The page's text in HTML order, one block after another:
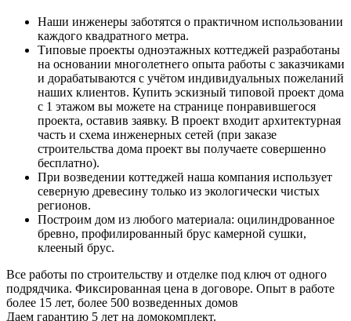
Наши инженеры заботятся о практичном использовании
каждого квадратного метра.
Типовые проекты одноэтажных коттеджей разработаны
на основании многолетнего опыта работы с заказчиками
и дорабатываются с учётом индивидуальных пожеланий
наших клиентов. Купить эскизный типовой проект дома
с 1 этажом вы можете на странице понравившегося
проекта, оставив заявку. В проект входит архитектурная
часть и схема инженерных сетей (при заказе
строительства дома проект вы получаете совершенно
бесплатно).
При возведении коттеджей наша компания использует
северную древесину только из экологически чистых
регионов.
Построим дом из любого материала: оцилиндрованное
бревно, профилированный брус камерной сушки,
клееный брус.
Все работы по строительству и отделке под ключ от одного
подрядчика. Фиксированная цена в договоре. Опыт в работе
более 15 лет, более 500 возведенных домов
Даем гарантию 5 лет на домокомплект.